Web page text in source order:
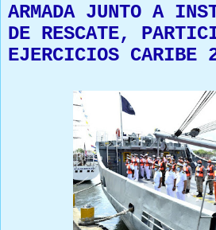
ARMADA JUNTO A
DE RESCATE,
EJERCICIOS CARIBE